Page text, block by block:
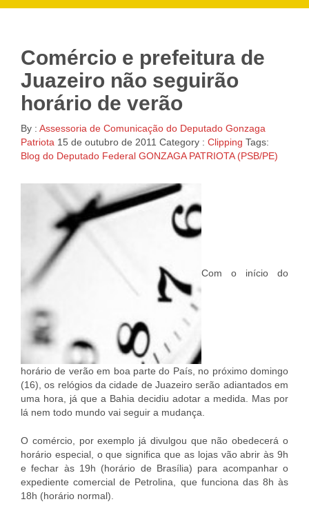
Comércio e prefeitura de
Juazeiro não seguirão
horário de verão
By : Assessoria de Comunicação do Deputado Gonzaga
Patriota 15 de outubro de 2011 Category : Clipping Tags:
Blog do Deputado Federal GONZAGA PATRIOTA (PSB/PE)
Com o início do
horário de verão em boa parte do País, no próximo domingo
(16), os relógios da cidade de Juazeiro serão adiantados em
uma hora, já que a Bahia decidiu adotar a medida. Mas por
lá nem todo mundo vai seguir a mudança.
O comércio, por exemplo já divulgou que não obedecerá o
horário especial, o que significa que as lojas vão abrir às 9h
e fechar às 19h (horário de Brasília) para acompanhar o
expediente comercial de Petrolina, que funciona das 8h às
18h (horário normal).